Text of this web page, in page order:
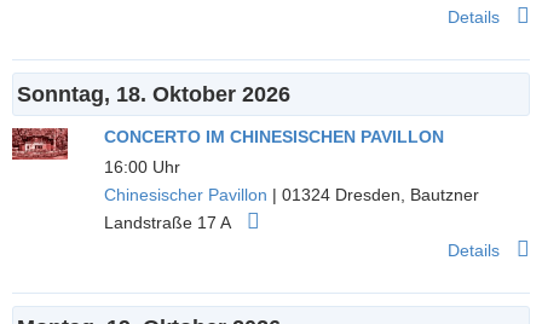
Details
Sonntag, 18. Oktober 2026
CONCERTO IM CHINESISCHEN PAVILLON
16:00 Uhr
Chinesischer Pavillon |01324 Dresden
Bautzner
Landstraße 17 A
Details